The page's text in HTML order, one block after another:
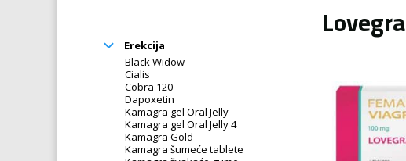
Erekcija
Black Widow
Cialis
Cobra 120
Dapoxetin
Kamagra gel Oral Jelly
Kamagra gel Oral Jelly 4
Kamagra Gold
Kamagra šumeće tablete
Lovegra